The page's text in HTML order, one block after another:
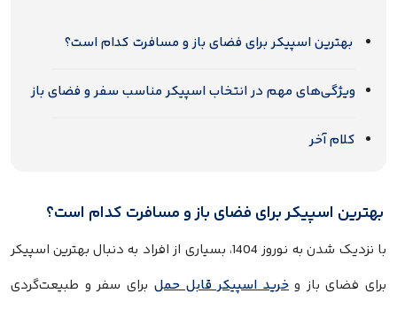
بهترین اسپیکر برای فضای باز و مسافرت کدام است؟
ویژگی‌های مهم در انتخاب اسپیکر مناسب سفر و فضای باز
کلام آخر
بهترین اسپیکر برای فضای باز و مسافرت کدام است؟
با نزدیک شدن به نوروز 1404، بسیاری از افراد به دنبال بهترین اسپیکر
برای فضای باز وخرید اسپیکر قابل حمل برای سفر و طبیعت‌گردی